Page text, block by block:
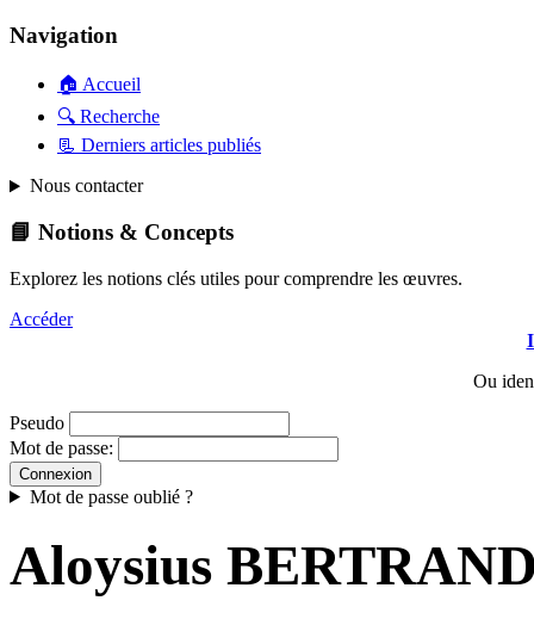
Navigation
🏠 Accueil
🔍 Recherche
📃 Derniers articles publiés
Nous contacter
📘 Notions & Concepts
Explorez les notions clés utiles pour comprendre les œuvres.
Accéder
Ou
Pseudo
Mot de passe:
Mot de passe oublié ?
Aloysius